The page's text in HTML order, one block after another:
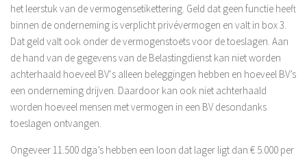
Verzekeringen
Contact
Aangifte Inkomstenbelasting 2018
Privacyverklaring
het leerstuk van de vermogensetikettering. Geld dat geen functie heeft
binnen de onderneming is verplicht privévermogen en valt in box 3.
Dat geld valt ook onder de vermogenstoets voor de toeslagen. Aan
de hand van de gegevens van de Belastingdienst kan niet worden
achterhaald hoeveel BV‘s alleen beleggingen hebben en hoeveel BV’s
een onderneming drijven. Daardoor kan ook niet achterhaald
worden hoeveel mensen met vermogen in een BV desondanks
toeslagen ontvangen.
Ongeveer 11.500 dga’s hebben een loon dat lager ligt dan € 5.000 per